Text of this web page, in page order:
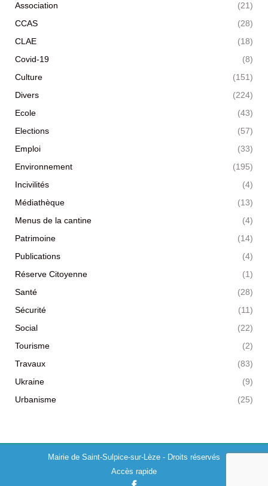
Association
(21)
CCAS
(28)
CLAE
(18)
Covid-19
(8)
Culture
(151)
Divers
(224)
Ecole
(43)
Elections
(57)
Emploi
(33)
Environnement
(195)
Incivilités
(4)
Médiathèque
(13)
Menus de la cantine
(4)
Patrimoine
(14)
Publications
(4)
Réserve Citoyenne
(1)
Santé
(28)
Sécurité
(11)
Social
(22)
Tourisme
(2)
Travaux
(83)
Ukraine
(9)
Urbanisme
(25)
Mairie de Saint-Sulpice-sur-Lèze - Droits réservés
Accès rapide